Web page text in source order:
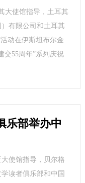
大使馆指导，土耳其
有限公司和土耳其
动在伊斯坦布尔金
交55周年”系列庆祝
乐部举办中
使馆指导，贝尔格
读者俱乐部和中国